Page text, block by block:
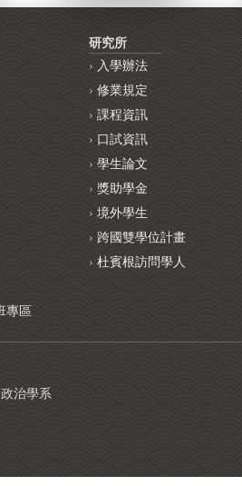
專區
研究所
入學辦法
修業規定
課程資訊
口試資訊
學生論文
獎助學金
境外學生
跨國雙學位計畫
杜賓根訪問學人
治學系